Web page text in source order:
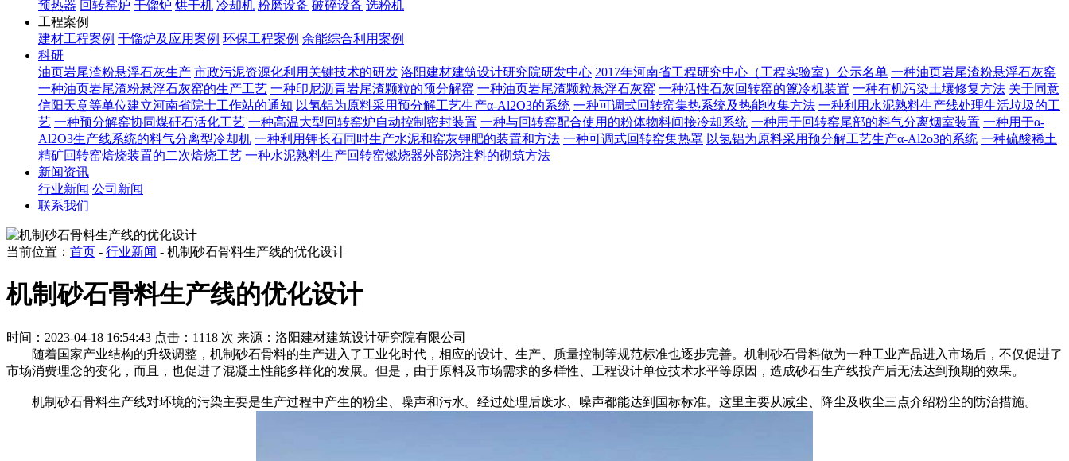
预热器 回转窑炉 干馏炉 烘干机 冷却机 粉磨设备 破碎设备 选粉机
工程案例
建材工程案例 干馏炉及应用案例 环保工程案例 余能综合利用案例
科研
油页岩尾渣粉悬浮石灰生产 市政污泥资源化利用关键技术的研发 洛阳建材建筑设计研究院研发中心 2017年河南省工程研究中心（工程实验室）公示名单 一种油页岩尾渣粉悬浮石灰窑
一种油页岩尾渣粉悬浮石灰窑的生产工艺 一种印尼沥青岩尾渣颗粒的预分解窑 一种油页岩尾渣颗粒悬浮石灰窑 一种活性石灰回转窑的篦冷机装置 一种有机污染土壤修复方法 关于同意
信阳天意等单位建立河南省院士工作站的通知 以氢铝为原料采用预分解工艺生产α-Al2O3的系统 一种可调式回转窑集热系统及热能收集方法 一种利用水泥熟料生产线处理生活垃圾的工
艺 一种预分解窑协同煤矸石活化工艺 一种高温大型回转窑炉自动控制密封装置 一种与回转窑配合使用的粉体物料间接冷却系统 一种用于回转窑尾部的料气分离烟室装置 一种用于α-
Al2O3生产线系统的料气分离型冷却机 一种利用钾长石同时生产水泥和窑灰钾肥的装置和方法 一种可调式回转窑集热罩 以氢铝为原料采用预分解工艺生产α-Al2o3的系统 一种硫酸稀土
精矿回转窑焙烧装置的二次焙烧工艺 一种水泥熟料生产回转窑燃烧器外部浇注料的砌筑方法
新闻资讯
行业新闻 公司新闻
联系我们
当前位置： 首页 - 行业新闻 - 机制砂石骨料生产线的优化设计
机制砂石骨料生产线的优化设计
时间：2023-04-18 16:54:43 点击：1118 次 来源：洛阳建材建筑设计研究院有限公司
随着国家产业结构的升级调整，机制砂石骨料的生产进入了工业化时代，相应的设计、生产、质量控制等规范标准也逐步完善。机制砂石骨料做为一种工业产品进入市场后，不仅促进了
市场消费理念的变化，而且，也促进了混凝土性能多样化的发展。但是，由于原料及市场需求的多样性、工程设计单位技术水平等原因，造成砂石生产线投产后无法达到预期的效果。
机制砂石骨料生产线对环境的污染主要是生产过程中产生的粉尘、噪声和污水。经过处理后废水、噪声都能达到国标标准。这里主要从减尘、降尘及收尘三点介绍粉尘的防治措施。